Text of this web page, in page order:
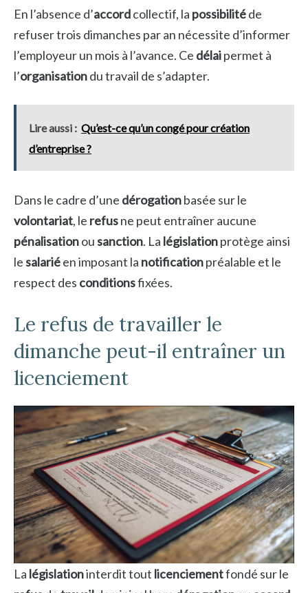
En l’absence d’accordcollectif, la possibilitéde
refuser trois dimanches par an nécessite d’informer
l’employeur un mois à l’avance. Ce délaipermet à
l’organisationdu travail de s’adapter.
Lire aussi : Qu’est-ce qu’un congé pour création
d’entreprise ?
Dans le cadre d’une dérogationbasée sur le
volontariat, le refusne peut entraîner aucune
pénalisationousanction. La législationprotège ainsi
lesalariéen imposant la notificationpréalable et le
respect des conditionsfixées.
Le refus de travailler le
dimanche peut-il entraîner un
licenciement
La législationinterdit tout licenciementfondé sur le